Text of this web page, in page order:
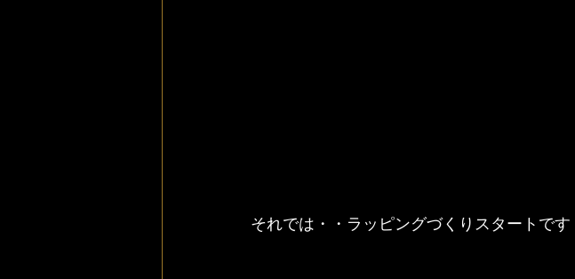
それでは・・ラッピングづくりスタートです